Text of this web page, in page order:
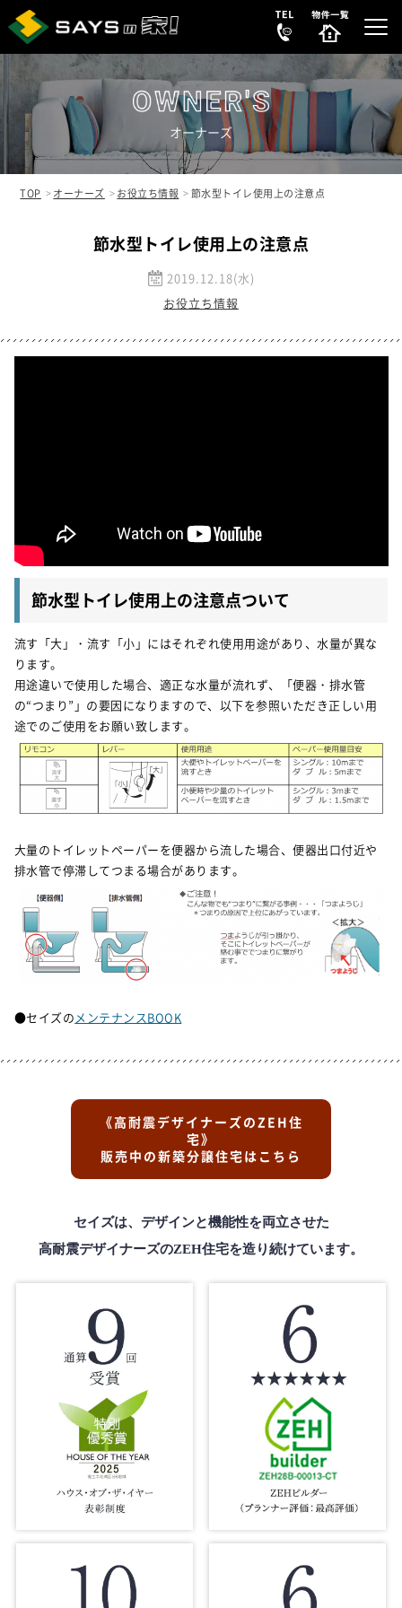
REASON
選ばれる理由
NEW HOUSE
販売中の新築分譲住宅
SECONDHAND
会社案内
（住宅コラム）
耐震等級3の家づくり
プライバシーポリシー
サイトマップ
オーナーズ
TOP オーナーズ お役立ち情報 節水型トイレ使用上の注意点
節水型トイレ使用上の注意点
2019.12.18(水)
お役立ち情報
節水型トイレ使用上の注意点ついて
流す「大」・流す「小」にはそれぞれ使用用途があり、水量が異な
ります。
用途違いで使用した場合、適正な水量が流れず、「便器・排水管
の“つまり”」の要因になりますので、以下を参照いただき正しい用
途でのご使用をお願い致します。
大量のトイレットペーパーを便器から流した場合、便器出口付近や
排水管で停滞してつまる場合があります。
●セイズのメンテナンスBOOK
《高耐震デザイナーズのZEH住
宅》
販売中の新築分譲住宅はこちら
セイズは、デザインと機能性を両立させた
高耐震デザイナーズのZEH住宅を造り続けています。